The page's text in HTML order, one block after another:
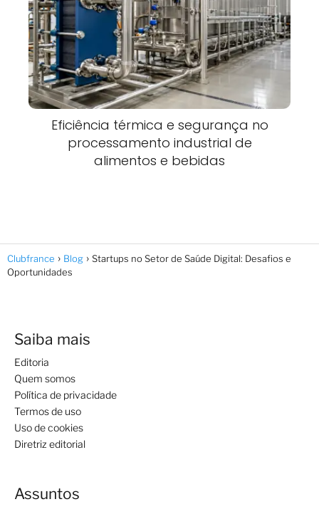
Eficiência térmica e segurança no
processamento industrial de
alimentos e bebidas
Clubfrance Blog
Startups no Setor de Saúde Digital: Desafios e
Oportunidades
Saiba mais
Editoria
Quem somos
Política de privacidade
Termos de uso
Uso de cookies
Diretriz editorial
Assuntos